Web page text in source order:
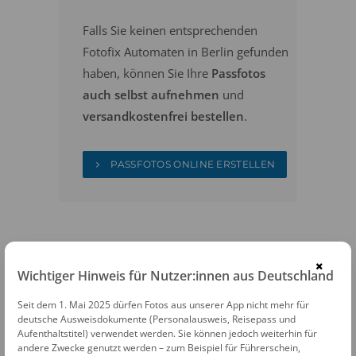
Falls Sie keinen entsprechenden
Fotofix Automaten in Berlin gefunden
haben, können Sie Ihre Passfotos
auch selbst aufnehmen und
versandkostenfrei bestellen.
PASSFOTOS ONLINE ERSTELLEN
FOTOAUTOMATEN
Fotofix Automat Berlin Kaufland
×
Wichtiger Hinweis für Nutzer:innen aus Deutschland
Seit dem 1. Mai 2025 dürfen Fotos aus unserer App nicht mehr für
deutsche Ausweisdokumente (Personalausweis, Reisepass und
Aufenthaltstitel) verwendet werden. Sie können jedoch weiterhin für
andere Zwecke genutzt werden – zum Beispiel für Führerschein,